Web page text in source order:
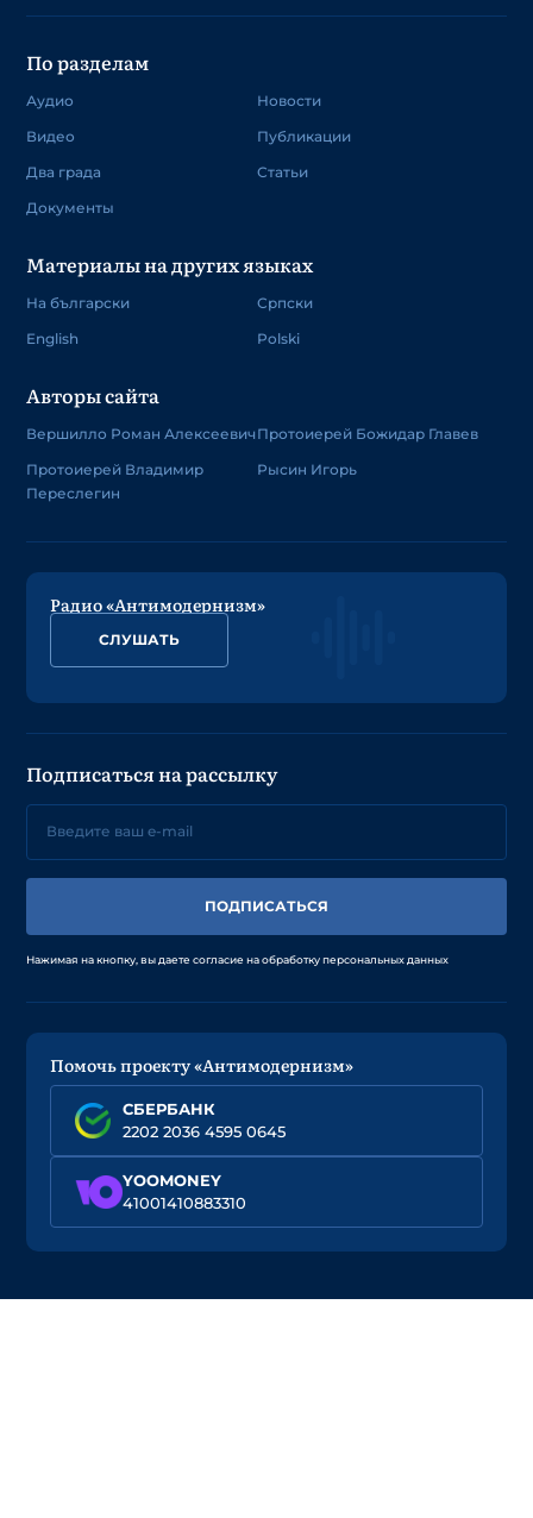
По разделам
Аудио
Видео
Два града
Документы
Новости
Публикации
Статьи
Материалы на других языках
На български
English
Српски
Polski
Авторы сайта
Вершилло Роман Алексеевич
Протоиерей Владимир
Переслегин
Протоиерей Божидар Главев
Рысин Игорь
Радио «Антимодернизм»
СЛУШАТЬ
Подписаться на рассылку
ПОДПИСАТЬСЯ
Нажимая на кнопку, вы даете согласие на обработку персональных данных
Помочь проекту «Антимодернизм»
СБЕРБАНК
2202 2036 4595 0645
YOOMONEY
41001410883310